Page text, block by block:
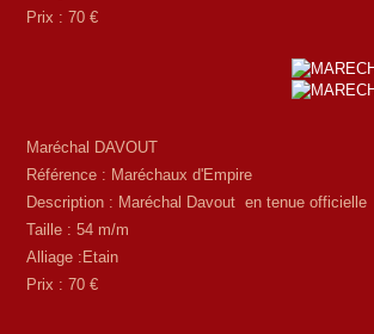
Prix : 70 €
Maréchal DAVOUT
Référence : Maréchaux d'Empire
Description : Maréchal Davout en tenue officielle
Taille : 54 m/m
Alliage :Etain
Prix : 70 €